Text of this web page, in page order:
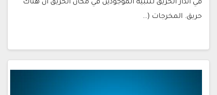
في انذار الحريق لتنبيه الموجودين في مكان الحريق ان هناك
حريق. المخرجات (…